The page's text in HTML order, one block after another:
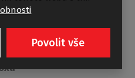
Povolit vše